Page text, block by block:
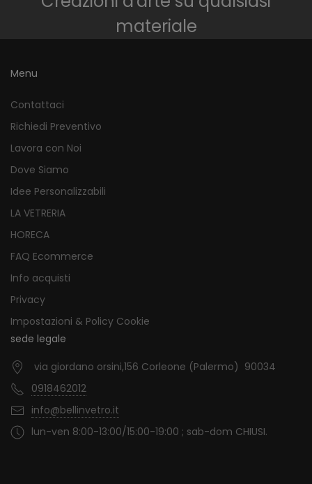
materiale
Menu
Contattaci
Richiedi Preventivo
Lavora con Noi
Dove Siamo
Idee Personalizzabili
LA VETRERIA
HORECA
FAQ Ecommerce
Info acquisti
Privacy
Impostazioni & Policy Cookie
sede legale
via giordano orsini,156 Corleone (Palermo) 90034
0918462012
info@bellinvetro.it
lun-ven 8:00-13:00/15:00-19:00 ; sab-dom CHIUSI.